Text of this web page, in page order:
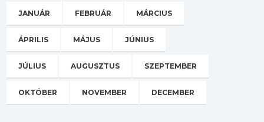
JANUÁR FEBRUÁR MÁRCIUS
ÁPRILIS MÁJUS JÚNIUS
JÚLIUS AUGUSZTUS SZEPTEMBER
OKTÓBER NOVEMBER DECEMBER